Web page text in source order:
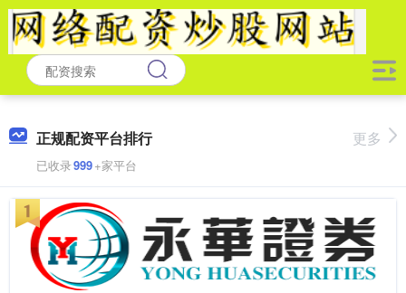
正规配资平台排行
已收录999+家平台
更多